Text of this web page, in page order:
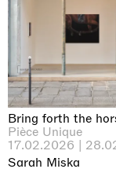
Bring forth the
Pièce Unique
17.02.2026 |
Sarah Miska